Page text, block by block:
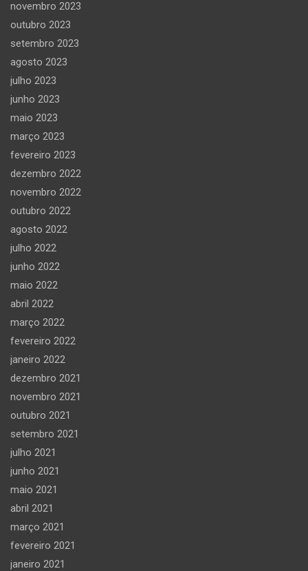
novembro 2023
outubro 2023
setembro 2023
agosto 2023
julho 2023
junho 2023
maio 2023
março 2023
fevereiro 2023
dezembro 2022
novembro 2022
outubro 2022
agosto 2022
julho 2022
junho 2022
maio 2022
abril 2022
março 2022
fevereiro 2022
janeiro 2022
dezembro 2021
novembro 2021
outubro 2021
setembro 2021
julho 2021
junho 2021
maio 2021
abril 2021
março 2021
fevereiro 2021
janeiro 2021